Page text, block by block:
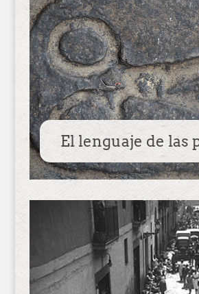
El lenguaje de las